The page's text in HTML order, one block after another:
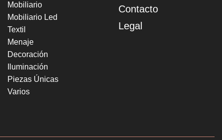
Mobiliario
Mobiliario Led
Textil
Menaje
Decoración
Iluminación
Piezas Únicas
Varios
Contacto
Legal